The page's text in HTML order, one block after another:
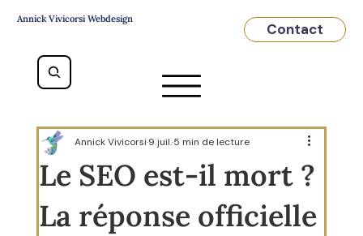
Annick Vivicorsi Webdesign
Contact
Le SEO est-il mort ?
La réponse officielle
Annick Vivicorsi9 juil.5 min de lecture